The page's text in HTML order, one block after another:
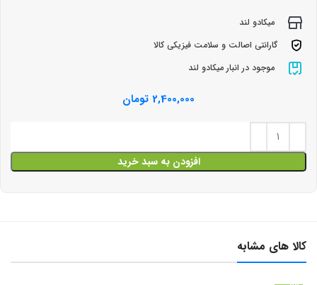
میکادو لند
گارانتی اصالت و سلامت فیزیکی کالا
موجود در انبار میکادو لند
2,400,000 تومان
افزودن به سبد خرید
کالا های مشابه